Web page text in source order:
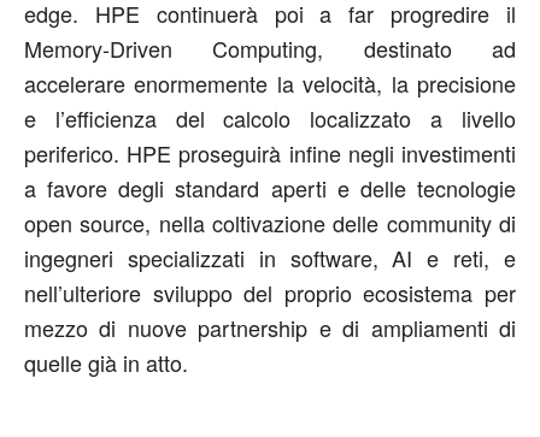
edge. HPE continuerà poi a far progredire il
Memory-Driven Computing, destinato ad
accelerare enormemente la velocità, la precisione
e l’efficienza del calcolo localizzato a livello
periferico. HPE proseguirà infine negli investimenti
a favore degli standard aperti e delle tecnologie
open source, nella coltivazione delle community di
ingegneri specializzati in software, AI e reti, e
nell’ulteriore sviluppo del proprio ecosistema per
mezzo di nuove partnership e di ampliamenti di
quelle già in atto.